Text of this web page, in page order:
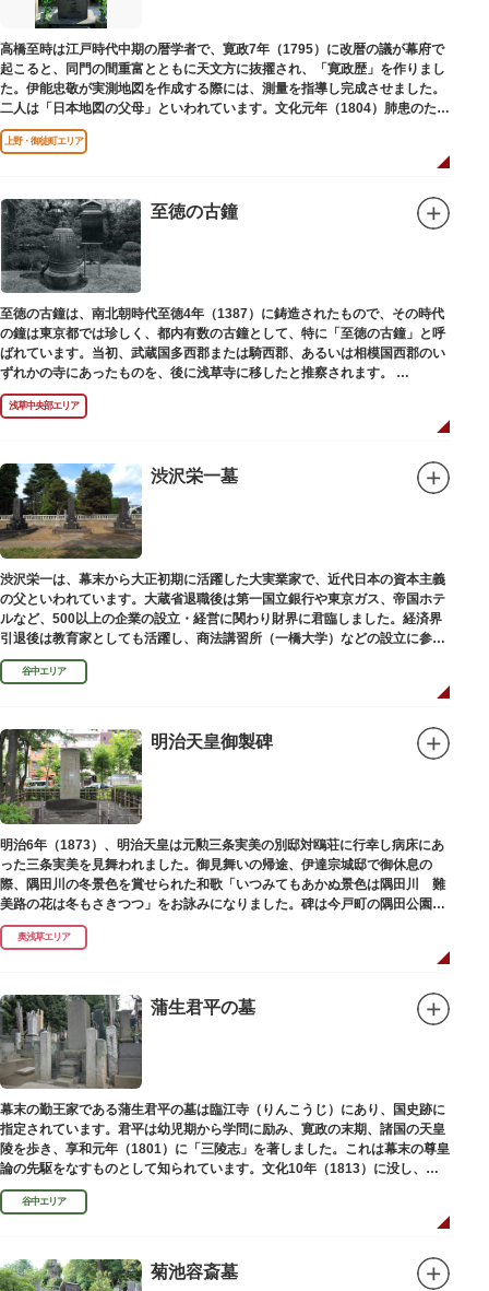
高橋至時は江戸時代中期の暦学者で、寛政7年（1795）に改暦の議が幕府で
起こると、同門の間重富とともに天文方に抜擢され、「寛政歴」を作りまし
た。伊能忠敬が実測地図を作成する際には、測量を指導し完成させました。
二人は「日本地図の父母」といわれています。文化元年（1804）肺患のため
没しました。お墓は源空寺（げんくうじ）にあります。
上野・御徒町エリア
至徳の古鐘
至徳の古鐘は、南北朝時代至徳4年（1387）に鋳造されたもので、その時代
の鐘は東京都では珍しく、都内有数の古鐘として、特に「至徳の古鐘」と呼
ばれています。当初、武蔵国多西郡または騎西郡、あるいは相模国西郡のい
ずれかの寺にあったものを、後に浅草寺に移したと推察されます。
現在は、五重塔北側の絵馬堂内に保管されています。絵馬堂は通常非公開と
なっていますが、不定期で行われる「伝法院庭園拝観と絵馬展」が開催され
浅草中央部エリア
渋沢栄一墓
渋沢栄一は、幕末から大正初期に活躍した大実業家で、近代日本の資本主義
の父といわれています。大蔵省退職後は第一国立銀行や東京ガス、帝国ホテ
ルなど、500以上の企業の設立・経営に関わり財界に君臨しました。経済界
引退後は教育家としても活躍し、商法講習所（一橋大学）などの設立に参画
しました。お墓は谷中霊園にあります。
谷中エリア
明治天皇御製碑
明治6年（1873）、明治天皇は元勲三条実美の別邸対鴎荘に行幸し病床にあ
った三条実美を見舞われました。御見舞いの帰途、伊達宗城邸で御休息の
際、隅田川の冬景色を賞せられた和歌「いつみてもあかぬ景色は隅田川 難
美路の花は冬もさきつつ」をお詠みになりました。碑は今戸町の隅田公園内
にあります。
奥浅草エリア
蒲生君平の墓
幕末の勤王家である蒲生君平の墓は臨江寺（りんこうじ）にあり、国史跡に
指定されています。君平は幼児期から学問に励み、寛政の末期、諸国の天皇
陵を歩き、享和元年（1801）に「三陵志」を著しました。これは幕末の尊皇
論の先駆をなすものとして知られています。文化10年（1813）に没し、高
山彦三郎や林子平と共に「寛政三奇人」の一人にあげられています。
谷中エリア
菊池容斎墓